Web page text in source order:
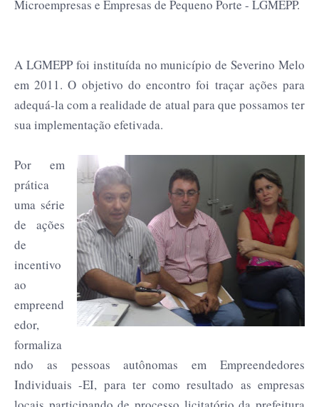
Microempresas e Empresas de Pequeno Porte - LGMEPP.
A LGMEPP foi instituída no município de Severino Melo
em 2011. O objetivo do encontro foi traçar ações para
adequá-la com a realidade de atual para que possamos ter
sua implementação efetivada.
Por em
prática
uma série
de ações
de
incentivo
ao
empreend
edor,
formaliza
ndo as pessoas autônomas em Empreendedores
Individuais -EI, para ter como resultado as empresas